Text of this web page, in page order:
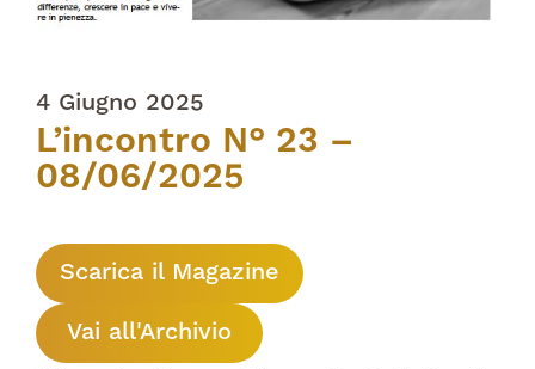
4 Giugno 2025
L’incontro N° 23 –
08/06/2025
Scarica il Magazine
Vai all'Archivio